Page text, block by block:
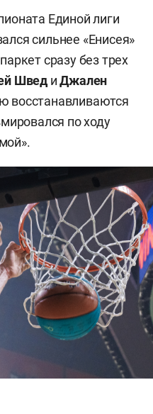
Единой лиги
сильнее «Енисея»
сразу без трех
Швед иДжален
восстанавливаются
по ходу